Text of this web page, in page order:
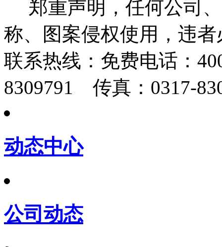
郑重声明，任何公司
称、图案侵权使用，违
联系热线： 免费电话：
8309791 传真：0317-
动态中心
公司动态